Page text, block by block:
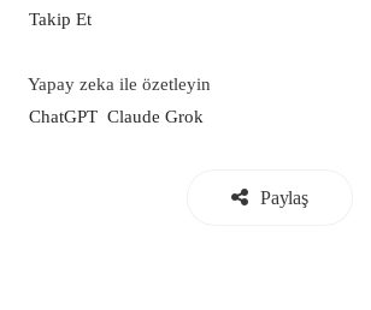
Takip Et
Yapay zeka ile özetleyin
ChatGPT Claude Grok
Paylaş